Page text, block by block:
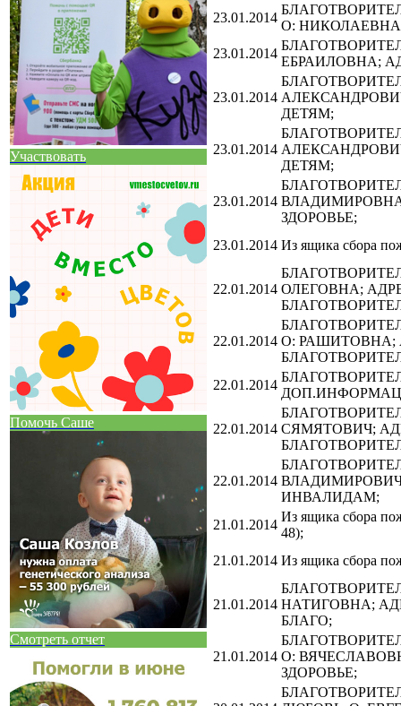
Участвовать
Помочь Саше
Смотреть отчет
23.01.2014
О:
23.01.2014
ЕБРАИЛОВНА;
23.01.2014
ДЕТЯМ;
23.01.2014
ДЕТЯМ;
23.01.2014
ЗДОРОВЬЕ;
23.01.2014 Из ящика сбора
22.01.2014 ОЛЕГОВНА;
22.01.2014 О: РАШИТОВНА;
22.01.2014
22.01.2014 СЯМЯТОВИЧ;
22.01.2014
ИНВАЛИДАМ;
21.01.2014
Из ящика сбора
48);
21.01.2014 Из ящика сбора
21.01.2014 НАТИГОВНА;
БЛАГО;
21.01.2014 О:
ЗДОРОВЬЕ;